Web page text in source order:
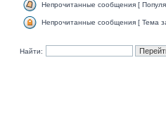
Непрочитанные сообщения [
Непрочитанные сообщения [ Тема
Найти: